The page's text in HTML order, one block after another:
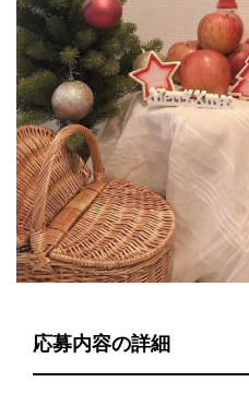
応募内容の詳細